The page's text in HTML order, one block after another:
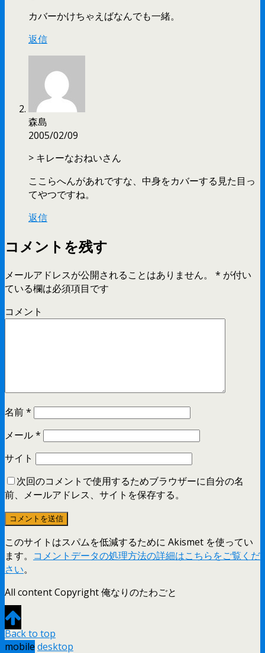
カバーかけちゃえばなんでも一緒。
返信
森島
2005/02/09
> キレーなおねいさん
ここらへんがあれですな、中身をカバーする見た目っ
てやつですね。
返信
コメントを残す
メールアドレスが公開されることはありません。 * が付い
ている欄は必須項目です
コメント
名前*
メール*
サイト
次回のコメントで使用するためブラウザーに自分の名
前、メールアドレス、サイトを保存する。
このサイトはスパムを低減するために Akismet を使ってい
ます。 コメントデータの処理方法の詳細はこちらをご覧くだ
さい。
All content Copyright 俺なりのたわごと
Back to top
mobile desktop